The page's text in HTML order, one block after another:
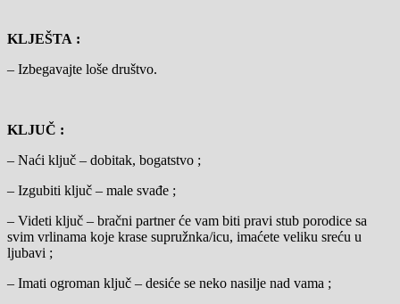
KLJEŠTA :
– Izbegavajte loše društvo.
KLJUČ :
– Naći ključ – dobitak, bogatstvo ;
– Izgubiti ključ – male svađe ;
– Videti ključ – bračni partner će vam biti pravi stub porodice sa
svim vrlinama koje krase supružnka/icu, imaćete veliku sreću u
ljubavi ;
– Imati ogroman ključ – desiće se neko nasilje nad vama ;